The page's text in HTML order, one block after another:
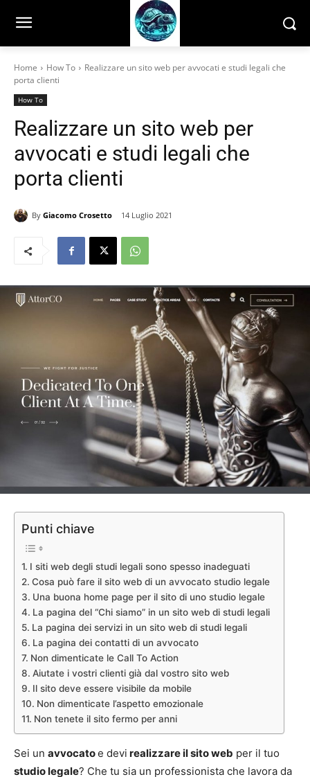
Home How To
Realizzare un sito web per avvocati e studi legali che
porta clienti
How To
Realizzare un sito web per
avvocati e studi legali che
porta clienti
By Giacomo Crosetto 14 Luglio 2021
Punti chiave
I siti web degli studi legali sono spesso inadeguati
Cosa può fare il sito web di un avvocato studio legale
Una buona home page per il sito di uno studio legale
La pagina del “Chi siamo” in un sito web di studi legali
La pagina dei servizi in un sito web di studi legali
La pagina dei contatti di un avvocato
Non dimenticate le Call To Action
Aiutate i vostri clienti già dal vostro sito web
Il sito deve essere visibile da mobile
Non dimenticate l’aspetto emozionale
Non tenete il sito fermo per anni
Sei un avvocatoe devi realizzare il sito web per il tuo
studio legale? Che tu sia un professionista che lavora da